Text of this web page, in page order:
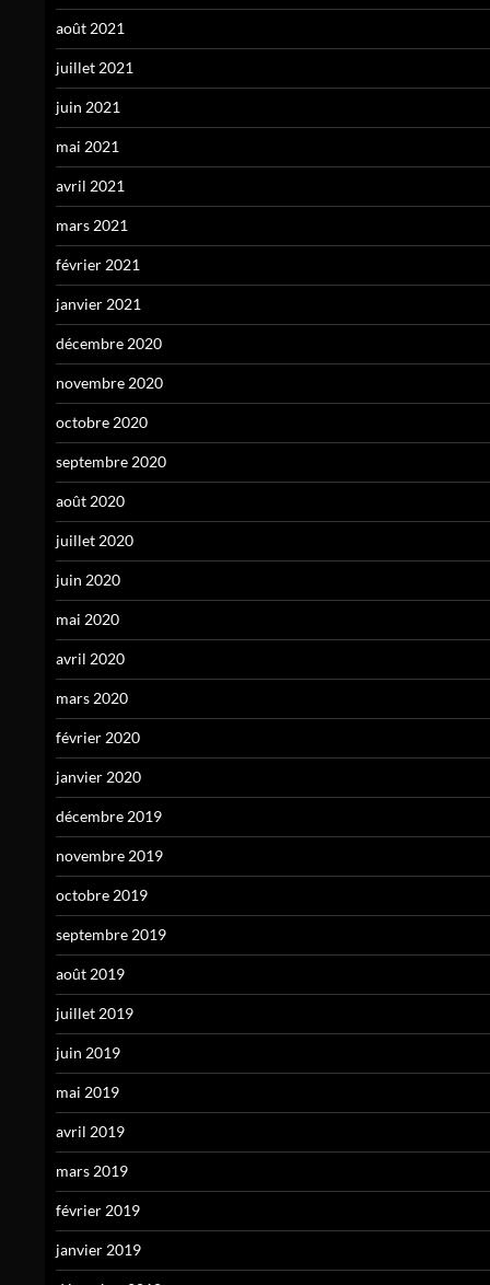
août 2021
juillet 2021
juin 2021
mai 2021
avril 2021
mars 2021
février 2021
janvier 2021
décembre 2020
novembre 2020
octobre 2020
septembre 2020
août 2020
juillet 2020
juin 2020
mai 2020
avril 2020
mars 2020
février 2020
janvier 2020
décembre 2019
novembre 2019
octobre 2019
septembre 2019
août 2019
juillet 2019
juin 2019
mai 2019
avril 2019
mars 2019
février 2019
janvier 2019